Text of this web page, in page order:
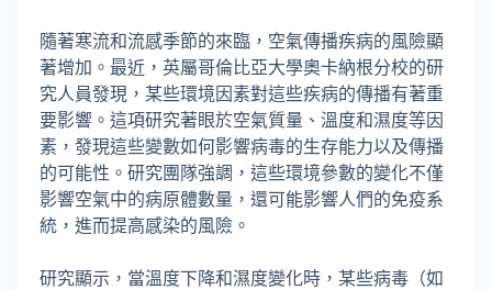
隨著寒流和流感季節的來臨，空氣傳播疾病的風險顯
著增加。最近，英屬哥倫比亞大學奧卡納根分校的研
究人員發現，某些環境因素對這些疾病的傳播有著重
要影響。這項研究著眼於空氣質量、溫度和濕度等因
素，發現這些變數如何影響病毒的生存能力以及傳播
的可能性。研究團隊強調，這些環境參數的變化不僅
影響空氣中的病原體數量，還可能影響人們的免疫系
統，進而提高感染的風險。
研究顯示，當溫度下降和濕度變化時，某些病毒（如